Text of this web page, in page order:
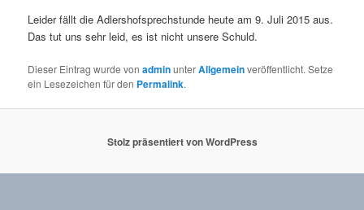
Leider fällt die Adlershofsprechstunde heute am 9. Juli 2015 aus.
Das tut uns sehr leid, es ist nicht unsere Schuld.
Dieser Eintrag wurde vonadminunterAllgemeinveröffentlicht. Setze
ein Lesezeichen für den Permalink.
Stolz präsentiert von WordPress